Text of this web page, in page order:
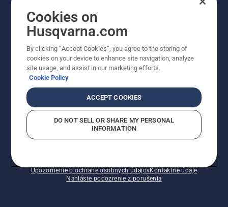
PROFESIONÁLNE
Upozornenie o ochrane osobných údajovKontaktné údaje
Nahláste podozrenie z porušenia
Cookies on
Husqvarna.com
By clicking “Accept Cookies”, you agree to the storing of
cookies on your device to enhance site navigation, analyze
site usage, and assist in our marketing efforts.
Cookie Policy
ACCEPT COOKIES
DO NOT SELL OR SHARE MY PERSONAL
INFORMATION